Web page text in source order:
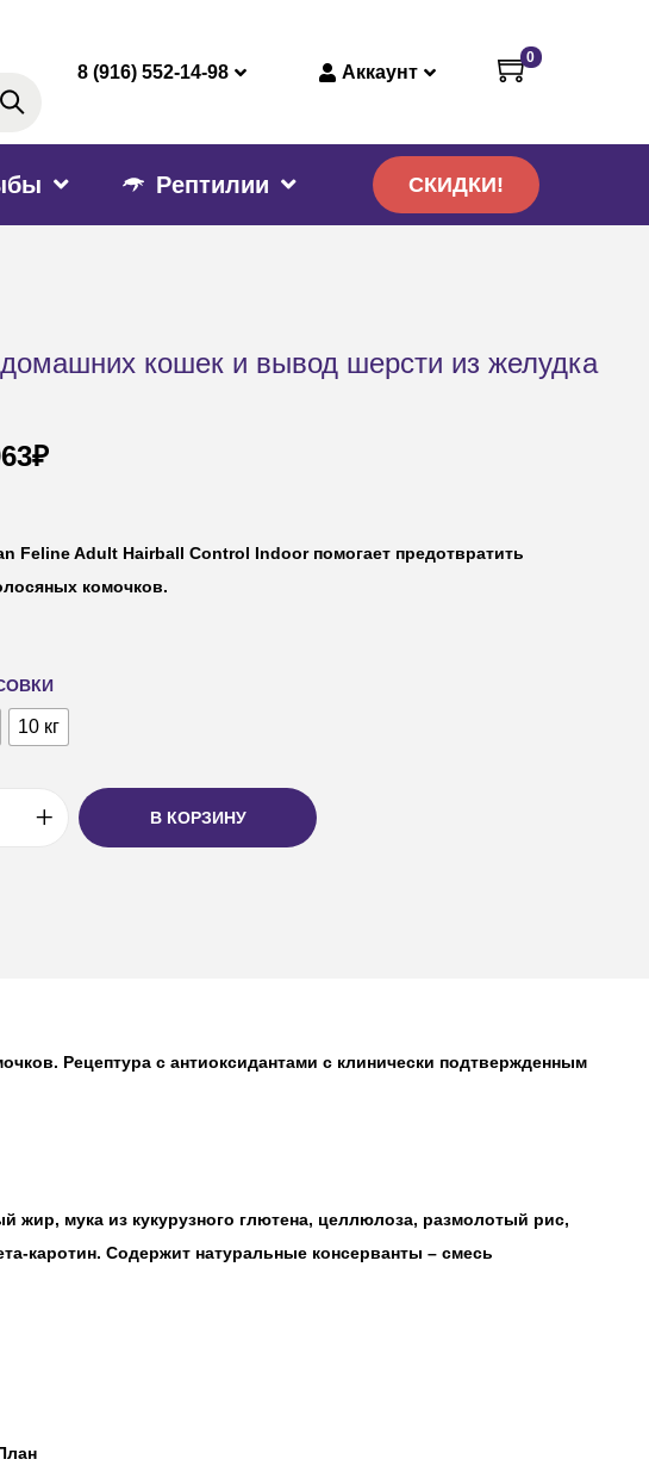
8 (916) 552-14-98 Аккаунт
0
Рептилии СКИДКИ!
кошек и вывод шерсти из желудка
₽
Feline Adult Hairball Control Indoor помогает предотвратить
комочков.
10 кг
В КОРЗИНУ
Рецептура с антиоксидантами с клинически подтвержденным
жир, мука из кукурузного глютена, целлюлоза, размолотый рис,
каротин. Содержит натуральные консерванты – смесь